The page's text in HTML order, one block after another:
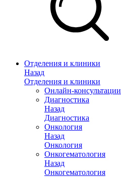
Отделения и клиники
Назад
Отделения и клиники
Онлайн-консультации
Диагностика
Назад
Диагностика
Онкология
Назад
Онкология
Онкогематология
Назад
Онкогематология